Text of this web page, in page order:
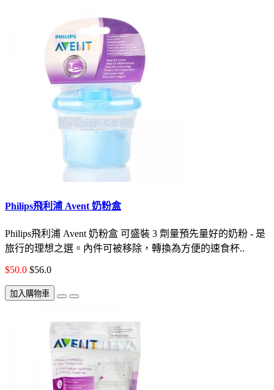
Philips飛利浦 Avent 奶粉盒
Philips飛利浦 Avent 奶粉盒 可盛裝 3 劑量預先量好的奶粉 - 是
旅行的理想之選。內件可被移除，轉換為方便的速食杯..
$50.0 $56.0
加入購物車